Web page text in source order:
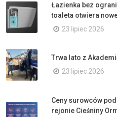
Łazienka bez
toaleta otwiera
23 lipiec 2026
Trwa lato z
23 lipiec 2026
Ceny surowców
rejonie Cieśniny